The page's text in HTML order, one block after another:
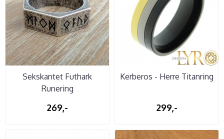
Sekskantet Futhark
Runering
269,-
Kerberos - Herre Titanring
299,-